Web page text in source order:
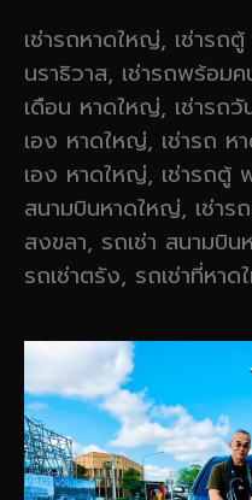
เช่ารถหาดใหญ่, เช่ารถ
นราธิวาส, เช่ารถพร้อม
เดือน หาดใหญ่, เช่ารถ
เอง หาดใหญ่, เช่ารถ ห
เอง หาดใหญ่, เช่ารถตู้
สนามบินหาดใหญ่, เช่าร
สงขลา, รถเช่า สนามบิ
รถเช่าตรัง, รถเช่าที่หา